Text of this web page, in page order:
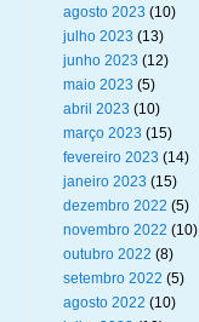
agosto 2023 (10)
julho 2023 (13)
junho 2023 (12)
maio 2023 (5)
abril 2023 (10)
março 2023 (15)
fevereiro 2023 (14)
janeiro 2023 (15)
dezembro 2022 (5)
novembro 2022 (10)
outubro 2022 (8)
setembro 2022 (5)
agosto 2022 (10)